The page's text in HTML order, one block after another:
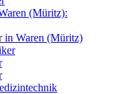
(Müritz):
in Waren (Müritz)